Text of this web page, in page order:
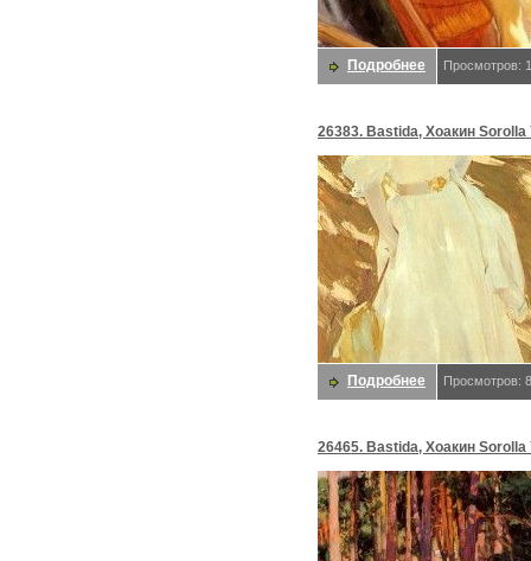
Подробнее Просмотров:
26383. Bastida, Хоакин Sorolla
Подробнее Просмотров:
26465. Bastida, Хоакин Sorolla